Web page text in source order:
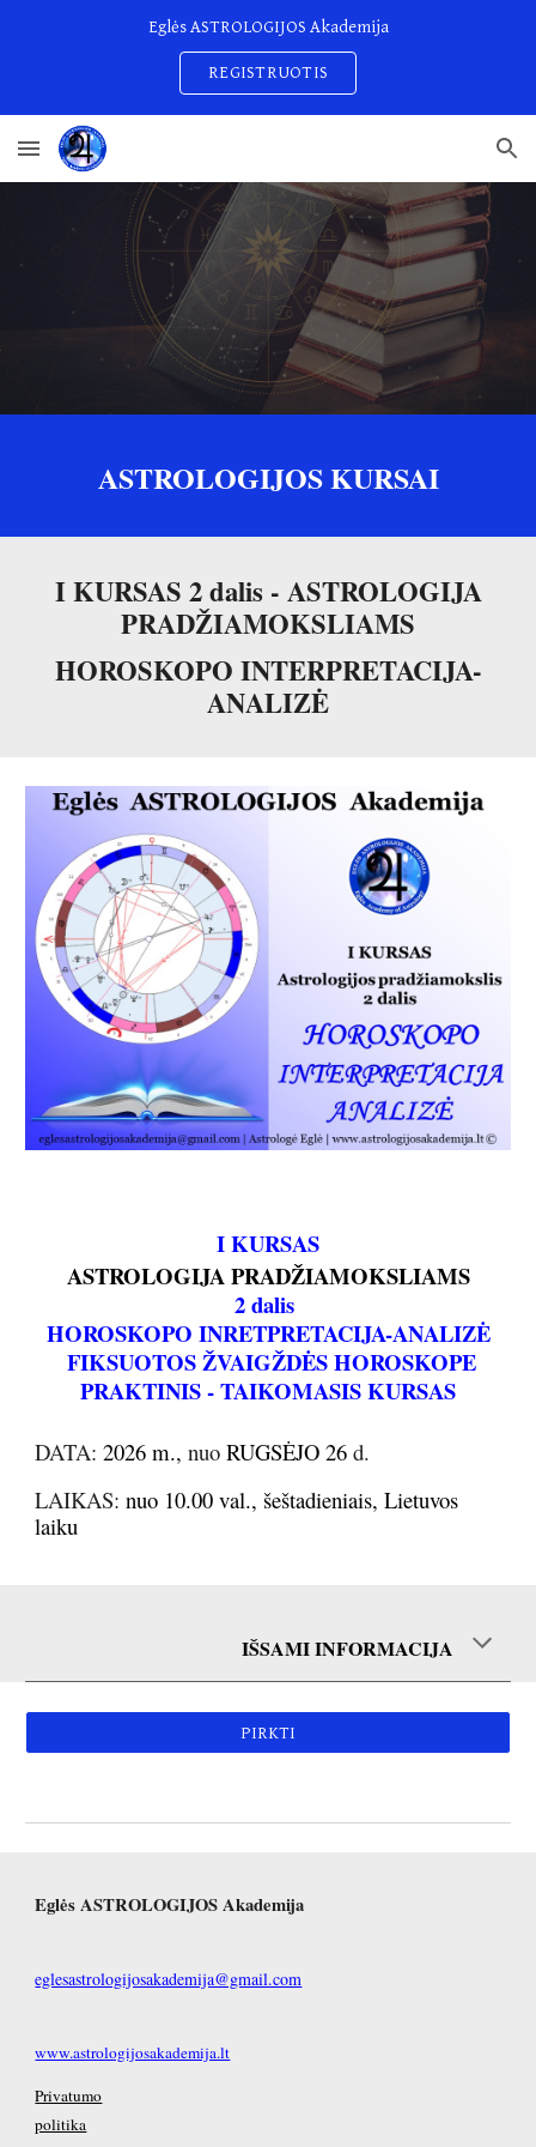
Eglės ASTROLOGIJOS Akademija
REGISTRUOTIS
ASTROLOGIJOS KURSAI
I KURSAS 2dalis - ASTROLOGIJA
PRADŽIAMOKSLIAMS
HOROSKOPO INTERPRETACIJA-
ANALIZĖ
I KURSAS
ASTROLOGIJA PRADŽIAMOKSLIAMS
2 dalis
HOROSKOPO INRETPRETACIJA-ANALIZĖ
FIKSUOTOS ŽVAIGŽDĖS HOROSKOPE
PRAKTINIS - TAIKOMASIS KURSAS
DATA:2026 m.,nuoRUGSĖJO 26 d.
LAIKAS:nuo 10.00 val., šeštadieniais, Lietuvos
laiku
IŠSAMI INFORMACIJA
PIRKTI
Eglės ASTROLOGIJOS Akademija
eglesastrologijosakademija@gmail.com
www.astrologijosakademija.lt
Privatumo
politika